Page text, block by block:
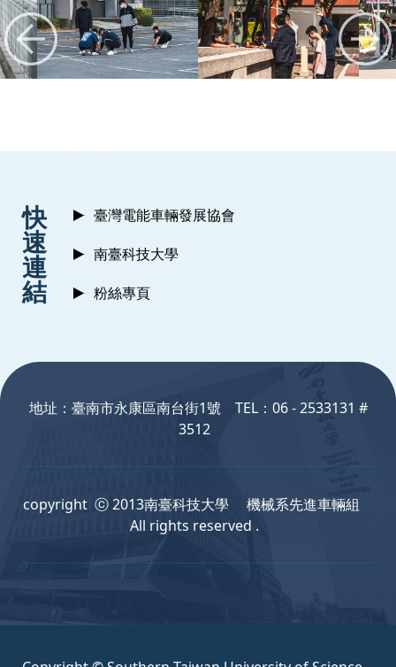
快
速
連
結
臺灣電能車輛發展協會
南臺科技大學
粉絲專頁
地址：臺南市永康區南台街1號 TEL：06 - 2533131 #
3512
copyright ⓒ 2013南臺科技大學 機械系先進車輛組
All rights reserved .